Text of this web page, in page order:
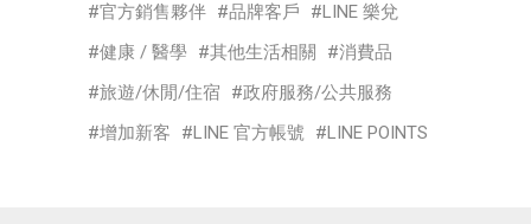
官方銷售夥伴 品牌客戶
LINE 樂兌
健康 / 醫學
其他生活相關
消費品
旅遊/休閒/住宿
政府服務/公共服務
增加新客
LINE 官方帳號 LINE POINTS